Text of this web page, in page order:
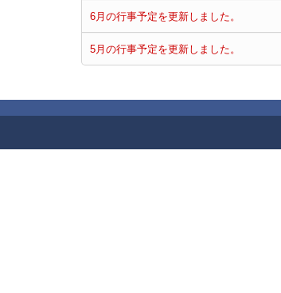
6月の行事予定を更新しました。
5月の行事予定を更新しました。